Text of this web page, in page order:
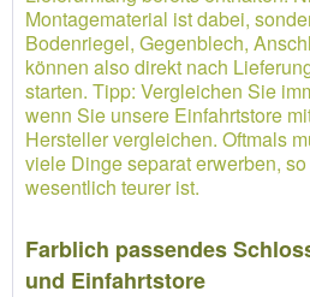
Montagematerial ist dabei,
Bodenriegel, Gegenblech,
können also direkt nach
starten. Tipp: Vergleichen Sie
wenn Sie unsere Einfahrtstore
Hersteller vergleichen. Oftmals
viele Dinge separat erwerben,
wesentlich teurer ist.
Farblich passendes
und Einfahrtstore